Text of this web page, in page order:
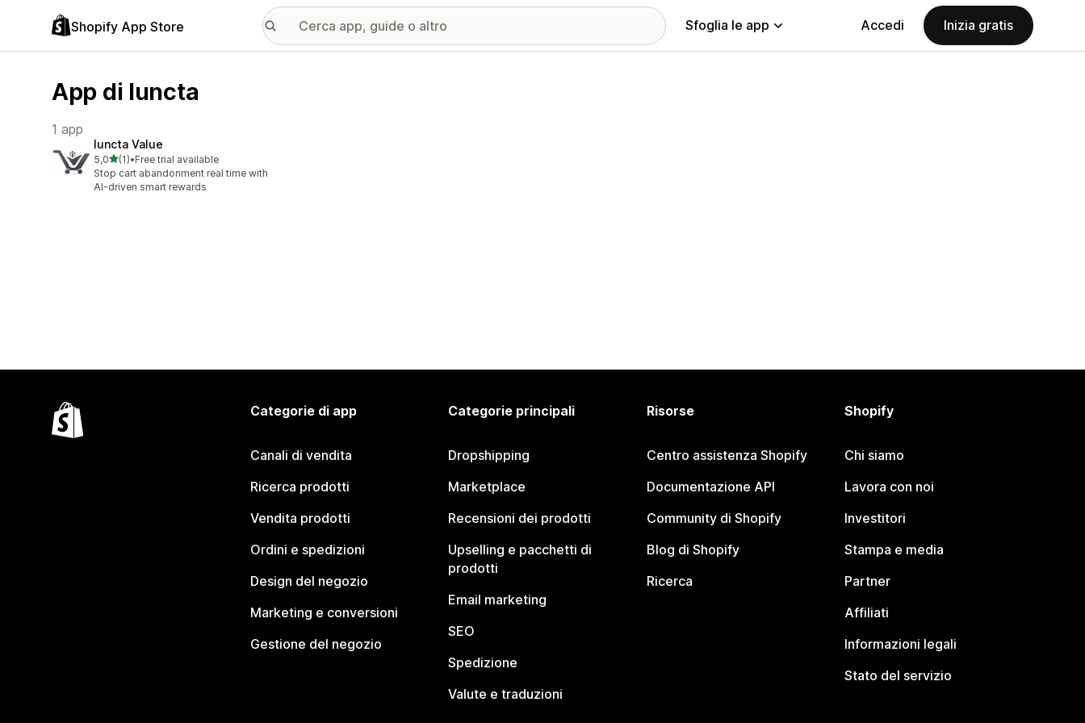
Shopify App Store Sfoglia le app Accedi Inizia gratis
App di Iuncta
1 app
Iuncta Value
5,0stelle su 5
(1)
1 recensioni totali
•Free trial available
Stop cart abandonment real time with
AI-driven smart rewards
Categorie di app
Canali di vendita
Ricerca prodotti
Vendita prodotti
Ordini e spedizioni
Design del negozio
Marketing e conversioni
Gestione del negozio
Categorie principali
Dropshipping
Marketplace
Recensioni dei prodotti
Upselling e pacchetti di
prodotti
Email marketing
SEO
Spedizione
Valute e traduzioni
Risorse
Centro assistenza Shopify
Documentazione API
Community di Shopify
Blog di Shopify
Ricerca
Shopify
Chi siamo
Lavora con noi
Investitori
Stampa e media
Partner
Affiliati
Informazioni legali
Stato del servizio